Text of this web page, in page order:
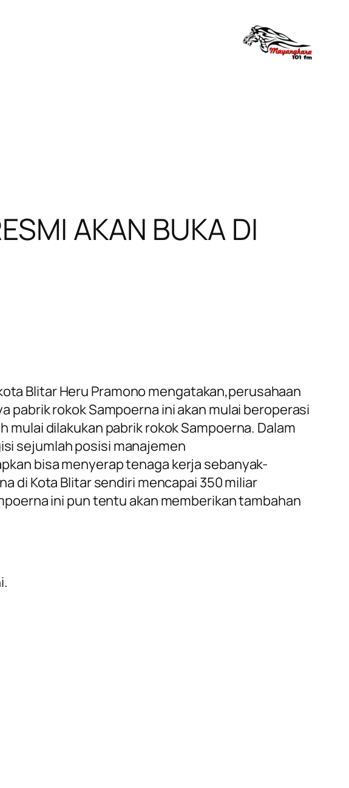
AKAN BUKA DI
Blitar Heru Pramono mengatakan,perusahaan
pabrik rokok Sampoerna ini akan mulai beroperasi
dilakukan pabrik rokok Sampoerna. Dalam
sejumlah posisi manajemen
bisa menyerap tenaga kerja sebanyak-
di Kota Blitar sendiri mencapai 350 miliar
ini pun tentu akan memberikan tambahan